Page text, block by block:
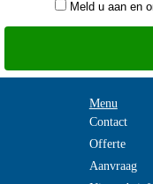
Meld u aan en
Menu
Contact
Offerte
Aanvraag